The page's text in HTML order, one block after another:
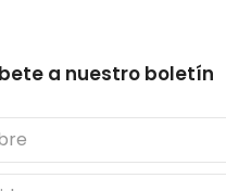
a nuestro boletín